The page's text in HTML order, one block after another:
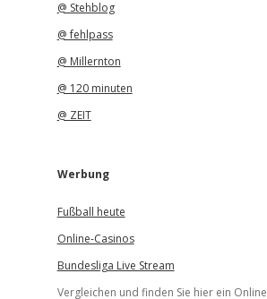
@ Stehblog
@ fehlpass
@ Millernton
@ 120 minuten
@ ZEIT
Werbung
Fußball heute
Online-Casinos
Bundesliga Live Stream
Vergleichen und finden Sie hier ein Online